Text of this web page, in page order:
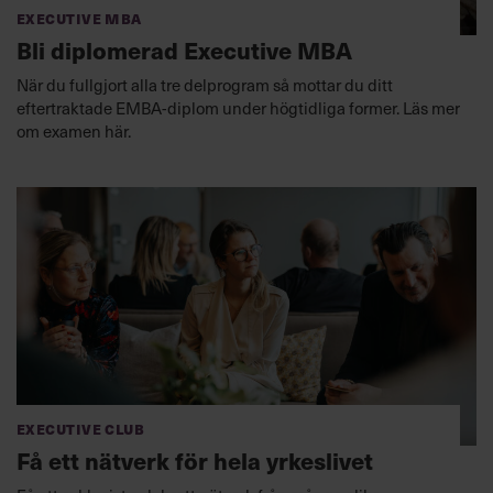
Executive MBA
Bli diplomerad Executive MBA
När du fullgjort alla tre delprogram så mottar du ditt
eftertraktade EMBA-diplom under högtidliga former. Läs mer
om examen här.
Executive Club
Få ett nätverk för hela yrkeslivet